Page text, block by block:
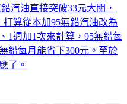
汽油直接突破33元大關，
算從本加95無鉛汽油改為
1週加1次來計算，95無鉛每
鉛每月能省下300元。至於
了。